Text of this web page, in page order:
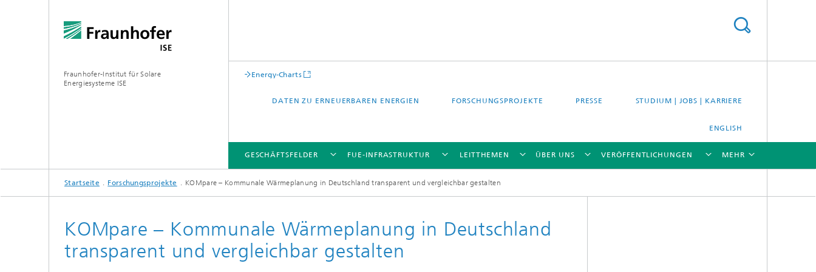
Fraunhofer-Institut für Solare
Energiesysteme ISE
Energy-Charts
DATEN ZU ERNEUERBAREN ENERGIEN FORSCHUNGSPROJEKTE PRESSE STUDIUM | JOBS | KARRIERE
ENGLISH
GESCHÄFTSFELDER
GESCHÄFTSFELDER
FUE-INFRASTRUKTUR
FUE-INFRASTRUKTUR
Zentrum für höchsteffiziente
Solarzellen
LEITTHEMEN
LEITTHEMEN
ÜBER UNS
ÜBER UNS
VERÖFFENTLICHUNGEN
VERÖFFENTLICHUNGEN
MEHR
Startseite Forschungsprojekte KOMpare – Kommunale Wärmeplanung in Deutschland transparent und vergleichbar gestalten
KOMpare – Kommunale Wärmeplanung in Deutschland
transparent und vergleichbar gestalten